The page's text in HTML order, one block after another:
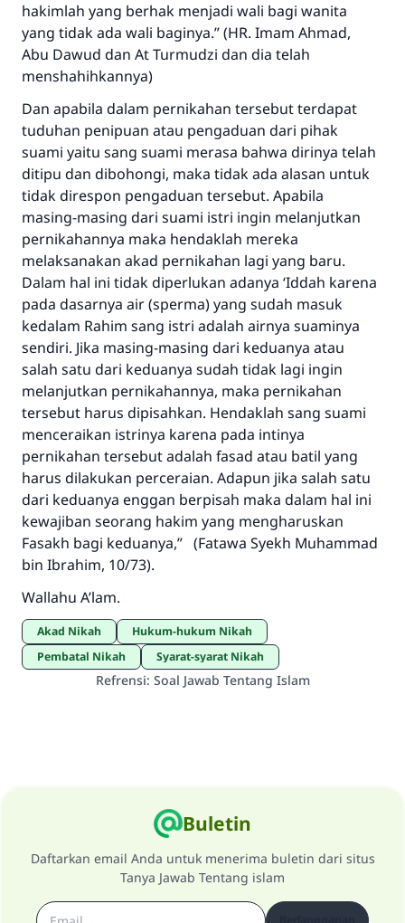
hakimlah yang berhak menjadi wali bagi wanita
yang tidak ada wali baginya.” (HR. Imam Ahmad,
Abu Dawud dan At Turmudzi dan dia telah
menshahihkannya)
Dan apabila dalam pernikahan tersebut terdapat
tuduhan penipuan atau pengaduan dari pihak
suami yaitu sang suami merasa bahwa dirinya telah
ditipu dan dibohongi, maka tidak ada alasan untuk
tidak direspon pengaduan tersebut. Apabila
masing-masing dari suami istri ingin melanjutkan
pernikahannya maka hendaklah mereka
melaksanakan akad pernikahan lagi yang baru.
Dalam hal ini tidak diperlukan adanya ‘Iddah karena
pada dasarnya air (sperma) yang sudah masuk
kedalam Rahim sang istri adalah airnya suaminya
sendiri. Jika masing-masing dari keduanya atau
salah satu dari keduanya sudah tidak lagi ingin
melanjutkan pernikahannya, maka pernikahan
tersebut harus dipisahkan. Hendaklah sang suami
menceraikan istrinya karena pada intinya
pernikahan tersebut adalah fasad atau batil yang
harus dilakukan perceraian. Adapun jika salah satu
dari keduanya enggan berpisah maka dalam hal ini
kewajiban seorang hakim yang mengharuskan
Fasakh bagi keduanya,” (Fatawa Syekh Muhammad
bin Ibrahim, 10/73).
Wallahu A’lam.
Akad Nikah
Hukum-hukum Nikah
Pembatal Nikah
Syarat-syarat Nikah
Refrensi: Soal Jawab Tentang Islam
Buletin
Daftarkan email Anda untuk menerima buletin dari situs
Tanya Jawab Tentang islam